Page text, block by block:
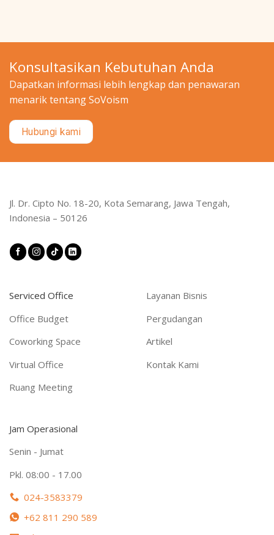
Konsultasikan Kebutuhan Anda
Dapatkan informasi lebih lengkap dan penawaran
menarik tentang SoVoism
Hubungi kami
Jl. Dr. Cipto No. 18-20, Kota Semarang, Jawa Tengah,
Indonesia – 50126
Serviced Office
Office Budget
Coworking Space
Virtual Office
Ruang Meeting
Layanan Bisnis
Pergudangan
Artikel
Kontak Kami
Jam Operasional
Senin - Jumat
Pkl. 08:00 - 17.00
024-3583379
+62 811 290 589